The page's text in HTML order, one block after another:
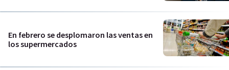
En febrero se desplomaron las ventas en
los supermercados